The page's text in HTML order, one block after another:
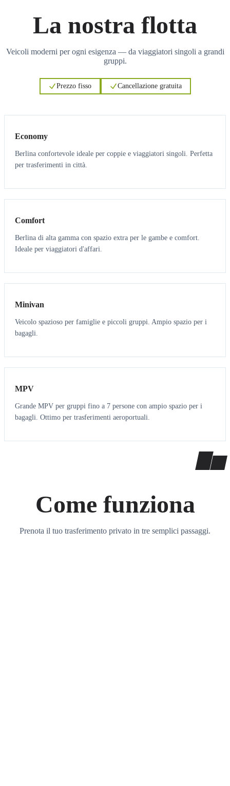
La nostra flotta
Veicoli moderni per ogni esigenza — da viaggiatori singoli a grandi
gruppi.
Prezzo fisso Cancellazione gratuita
Economy
Berlina confortevole ideale per coppie e viaggiatori singoli. Perfetta
per trasferimenti in città.
3 3
Comfort
Berlina di alta gamma con spazio extra per le gambe e comfort.
Ideale per viaggiatori d'affari.
6 5
Minivan
Veicolo spazioso per famiglie e piccoli gruppi. Ampio spazio per i
bagagli.
7 7
MPV
Grande MPV per gruppi fino a 7 persone con ampio spazio per i
bagagli. Ottimo per trasferimenti aeroportuali.
Come funziona
Prenota il tuo trasferimento privato in tre semplici passaggi.